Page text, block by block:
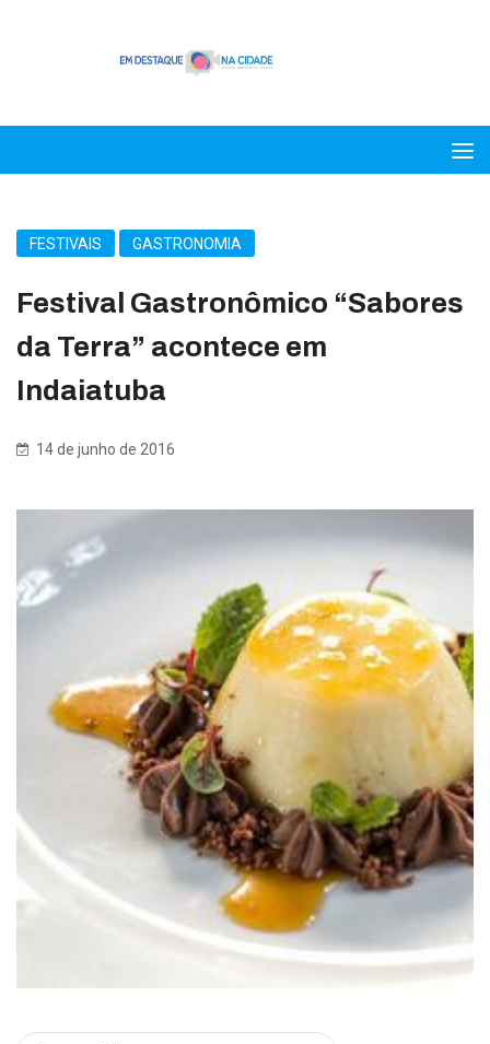
FESTIVAIS GASTRONOMIA
Festival Gastronômico “Sabores
da Terra” acontece em
Indaiatuba
14 de junho de 2016